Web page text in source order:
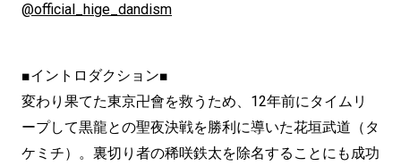
@official_hige_dandism
■イントロダクション■
変わり果てた東京卍會を救うため、12年前にタイムリ
ープして黒龍との聖夜決戦を勝利に導いた花垣武道（タ
ケミチ）。裏切り者の稀咲鉄太を除名することにも成功